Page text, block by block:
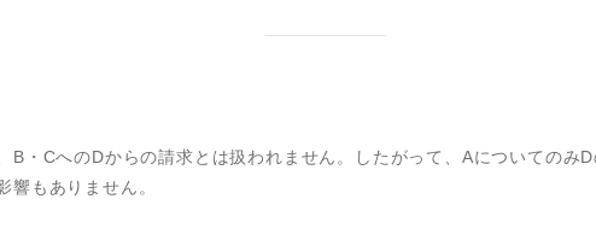
B・CへのDからの請求とは扱われません。したがって、Aについてのみ
響もありません。